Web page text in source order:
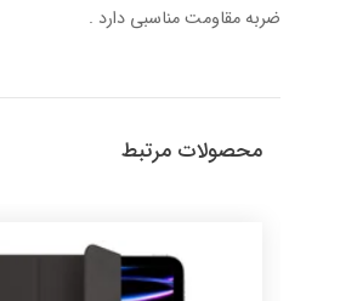
ضربه مقاومت مناسبی دارد .
محصولات مرتبط